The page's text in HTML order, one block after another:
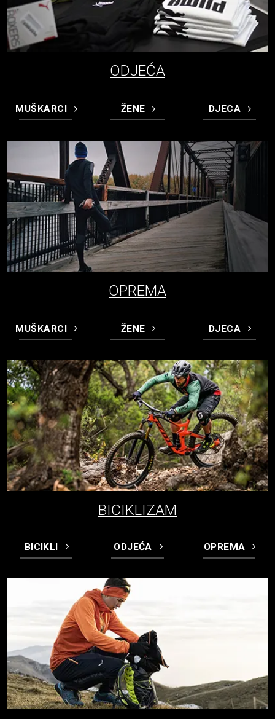
ODJEĆA
MUŠKARCI ŽENE DJECA
OPREMA
MUŠKARCI ŽENE DJECA
BICIKLIZAM
BICIKLI ODJEĆA OPREMA